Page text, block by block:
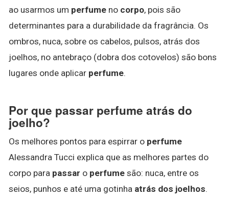
ao usarmos um perfume no corpo, pois são
determinantes para a durabilidade da fragrância. Os
ombros, nuca, sobre os cabelos, pulsos, atrás dos
joelhos, no antebraço (dobra dos cotovelos) são bons
lugares onde aplicar perfume.
Por que passar perfume atrás do
joelho?
Os melhores pontos para espirrar o perfume
Alessandra Tucci explica que as melhores partes do
corpo para passar o perfume são: nuca, entre os
seios, punhos e até uma gotinha atrás dos joelhos.